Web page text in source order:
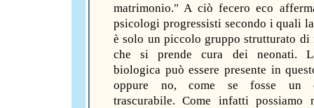
matrimonio." A ciò fecero eco
psicologi progressisti secondo i quali
è solo un piccolo gruppo strutturato
che si prende cura dei neonati.
biologica può essere presente in
oppure no, come se fosse un
trascurabile. Come infatti possiamo